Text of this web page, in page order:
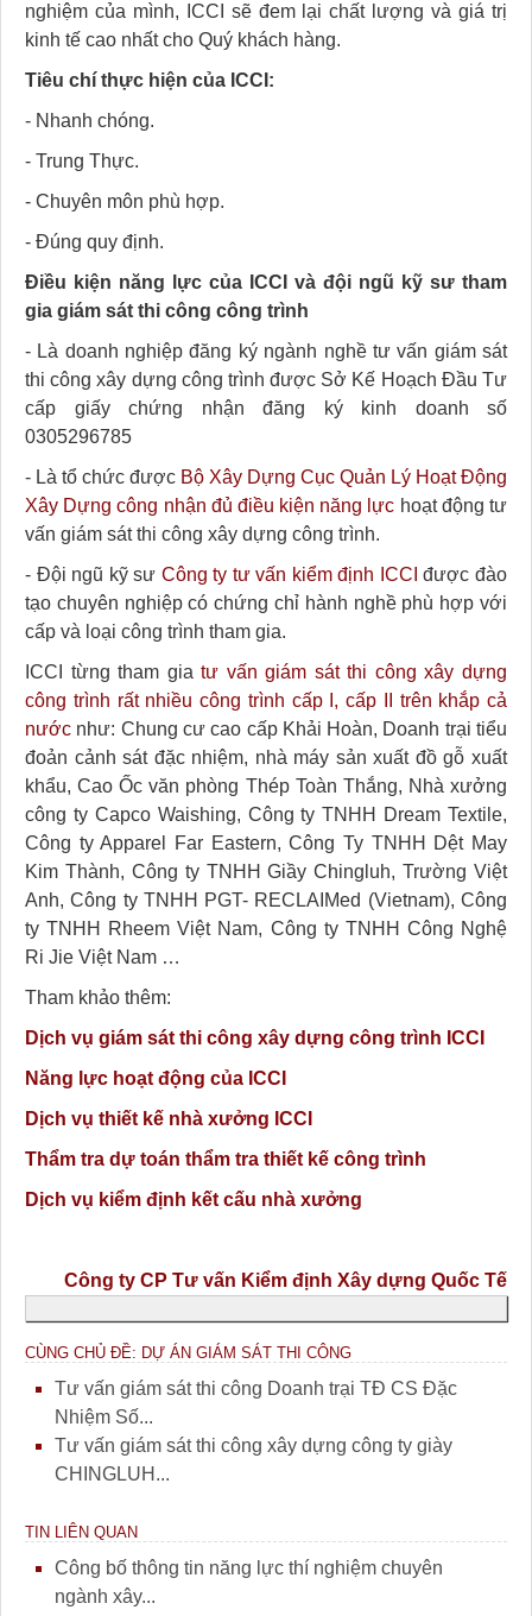
nghiệm của mình, ICCI sẽ đem lại chất lượng và giá trị
kinh tế cao nhất cho Quý khách hàng.
Tiêu chí thực hiện của ICCI:
- Nhanh chóng.
- Trung Thực.
- Chuyên môn phù hợp.
- Đúng quy định.
Điều kiện năng lực của ICCI và đội ngũ kỹ sư tham
gia giám sát thi công công trình
- Là doanh nghiệp đăng ký ngành nghề tư vấn giám sát
thi công xây dựng công trình được Sở Kế Hoạch Đầu Tư
cấp giấy chứng nhận đăng ký kinh doanh số
0305296785
- Là tổ chức được Bộ Xây Dựng Cục Quản Lý Hoạt Động
Xây Dựng công nhận đủ điều kiện năng lực hoạt động tư
vấn giám sát thi công xây dựng công trình.
- Đội ngũ kỹ sư Công ty tư vấn kiểm định ICCI được đào
tạo chuyên nghiệp có chứng chỉ hành nghề phù hợp với
cấp và loại công trình tham gia.
ICCI từng tham giatư vấn giám sát thi công xây dựng
công trình rất nhiều công trình cấp I, cấp II trên khắp cả
nước như: Chung cư cao cấp Khải Hoàn, Doanh trại tiểu
đoản cảnh sát đặc nhiệm, nhà máy sản xuất đồ gỗ xuất
khẩu, Cao Ốc văn phòng Thép Toàn Thắng, Nhà xưởng
công ty Capco Waishing, Công ty TNHH Dream Textile,
Công ty Apparel Far Eastern, Công Ty TNHH Dệt May
Kim Thành, Công ty TNHH Giầy Chingluh, Trường Việt
Anh, Công ty TNHH PGT- RECLAIMed (Vietnam), Công
ty TNHH Rheem Việt Nam, Công ty TNHH Công Nghệ
Ri Jie Việt Nam …
Tham khảo thêm:
Dịch vụ giám sát thi công xây dựng công trình ICCI
Năng lực hoạt động của ICCI
Dịch vụ thiết kế nhà xưởng ICCI
Thẩm tra dự toán thẩm tra thiết kế công trình
Dịch vụ kiểm định kết cấu nhà xưởng
Công ty CP Tư vấn Kiểm định Xây dựng Quốc Tế
CÙNG CHỦ ĐỀ: DỰ ÁN GIÁM SÁT THI CÔNG
Tư vấn giám sát thi công Doanh trại TĐ CS Đặc
Nhiệm Số...
Tư vấn giám sát thi công xây dựng công ty giày
CHINGLUH...
TIN LIÊN QUAN
Công bố thông tin năng lực thí nghiệm chuyên
ngành xây...